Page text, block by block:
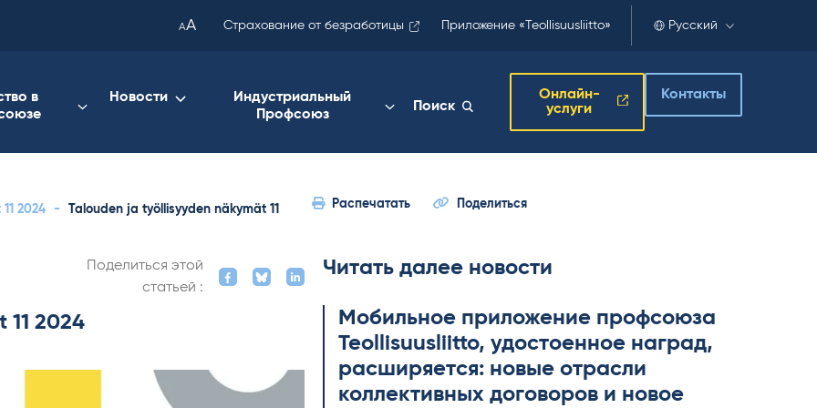
AA Страхование от безработицы Приложение «Teollisuusliitto» Русский
в
Новости
Индустриальный
Профсоюз
Поиск
Онлайн-
услуги
Контакты
2024 -
Talouden ja työllisyyden näkymät 11
Распечатать Поделиться
Поделиться этой
статьей :
2024
Читать далее новости
Мобильное приложение профсоюза
Teol­li­suus­liitto, удостоенное наград,
расширяется: новые отрасли
коллективных договоров и новое
your